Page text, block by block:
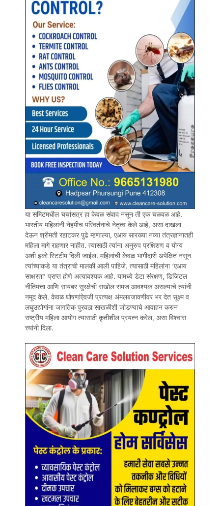
या समिटमधील चर्चासत्र हा केवळ संवाद नसून ती एक चळवळ आहे.
भारतीय महिलांनी नेहमीच परिवर्तनाचे नेतृत्व केले आहे, असा दाखला
देऊन श्रीमती रहाटकर पुढे म्हणाल्या, एआय सारख्या नव्या तंत्रज्ञानातही
महिला मागे राहणार नाहीत. त्यासाठी त्यांना अनुरुप प्रक्षिशण व योग्य
अशी इको स्टिटीम दिली जाईल. महिलांची केवळ भागीदारी अपेक्षित नसून
त्यांच्याकडे या तंत्राची मालकी आली पाहिजे. त्यासाठी महिलांना ‘एआय
साक्षरता’ प्राप्त होणे अत्यावश्यक आहे. यामध्ये डेटा संरक्षण, डिजिटल
नीतिमत्ता आणि सायबर सुरक्षेची सखोल समज आवश्यक असल्याचे त्यांनी
नमूद केले. केवळ घोषणांऐवजी प्रत्यक्ष अंमलबजावणीवर भर देत सूक्ष्म व
लघुउद्योगांना जागतिक पुरवठा साखळीशी जोडण्याचे आवाहन करुन
राष्ट्रीय महिला आयोग त्यासाठी कृतीशील प्रयत्न करेल, असा विश्वास
त्त्यांनी दिला.